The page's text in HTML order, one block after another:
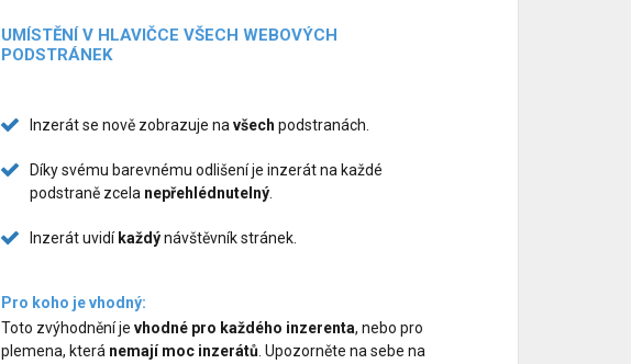
UMÍSTĚNÍ V HLAVIČCE VŠECH WEBOVÝCH
PODSTRÁNEK
Inzerát se nově zobrazuje na všech podstranách.
Díky svému barevnému odlišení je inzerát na každé
podstraně zcela nepřehlédnutelný
Inzerát uvidí každýnávštěvník stránek.
Pro koho je vhodný:
Toto zvýhodnění je vhodné pro každého inzerenta, nebo pro
plemena, která nemají moc inzerátů . Upozorněte na sebe na